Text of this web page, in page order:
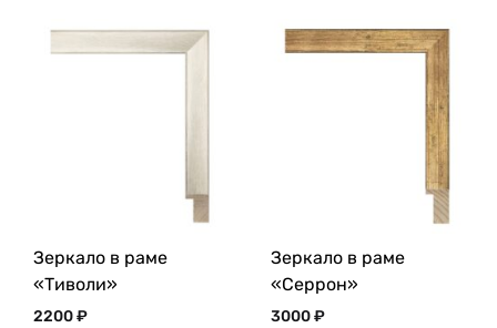
Зеркало в раме
«Тиволи»
2200₽
Зеркало в раме
«Серрон»
3000₽